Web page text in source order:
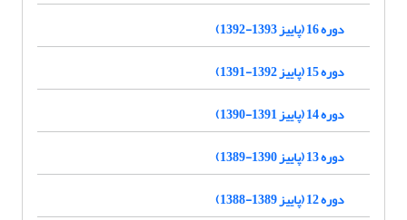
دوره 16 (پاییز 1393-1392)
دوره 15 (پاییز 1392-1391)
دوره 14 (پاییز 1391-1390)
دوره 13 (پاییز 1390-1389)
دوره 12 (پاییز 1389-1388)